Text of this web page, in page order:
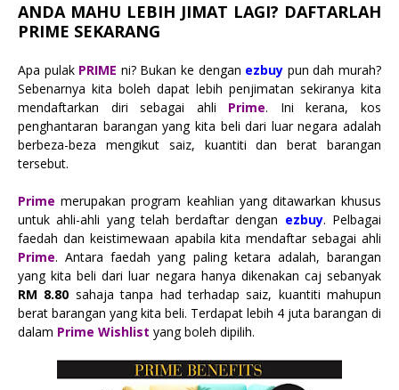
ANDA MAHU LEBIH JIMAT LAGI? DAFTARLAH
PRIME SEKARANG
Apa pulak PRIME ni? Bukan ke dengan ezbuy pun dah murah?
Sebenarnya kita boleh dapat lebih penjimatan sekiranya kita
mendaftarkan diri sebagai ahli Prime. Ini kerana, kos
penghantaran barangan yang kita beli dari luar negara adalah
berbeza-beza mengikut saiz, kuantiti dan berat barangan
tersebut.
Prime merupakan program keahlian yang ditawarkan khusus
untuk ahli-ahli yang telah berdaftar dengan ezbuy. Pelbagai
faedah dan keistimewaan apabila kita mendaftar sebagai ahli
Prime. Antara faedah yang paling ketara adalah, barangan
yang kita beli dari luar negara hanya dikenakan caj sebanyak
RM 8.80 sahaja tanpa had terhadap saiz, kuantiti mahupun
berat barangan yang kita beli. Terdapat lebih 4 juta barangan di
dalam Prime Wishlist yang boleh dipilih.